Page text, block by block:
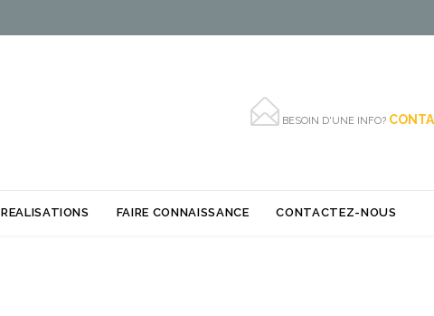
 BESOIN D'UNE INFO?
to
REALISATIONS FAIRE CONNAISSANCE CONTACTEZ-NOUS